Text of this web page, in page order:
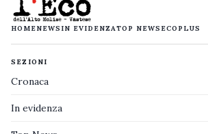
HOMENEWS IN EVIDENZATOP NEWS ECOPLUS
SEZIONI
Cronaca
In evidenza